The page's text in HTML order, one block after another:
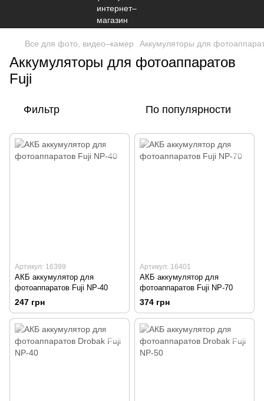
Все для фото, видео–камер Аккумуляторы для
Аккумуляторы для фотоаппаратов
Fuji
Фильтр По популярности
Артикул: 16399
АКБ аккумулятор для
фотоаппаратов Fuji NP-40
247 грн
Артикул: 16401
АКБ аккумулятор для
фотоаппаратов Fuji NP-70
374 грн